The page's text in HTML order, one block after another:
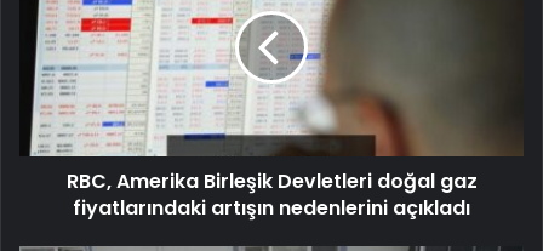
RBC, Amerika Birleşik Devletleri doğal gaz
fiyatlarındaki artışın nedenlerini açıkladı